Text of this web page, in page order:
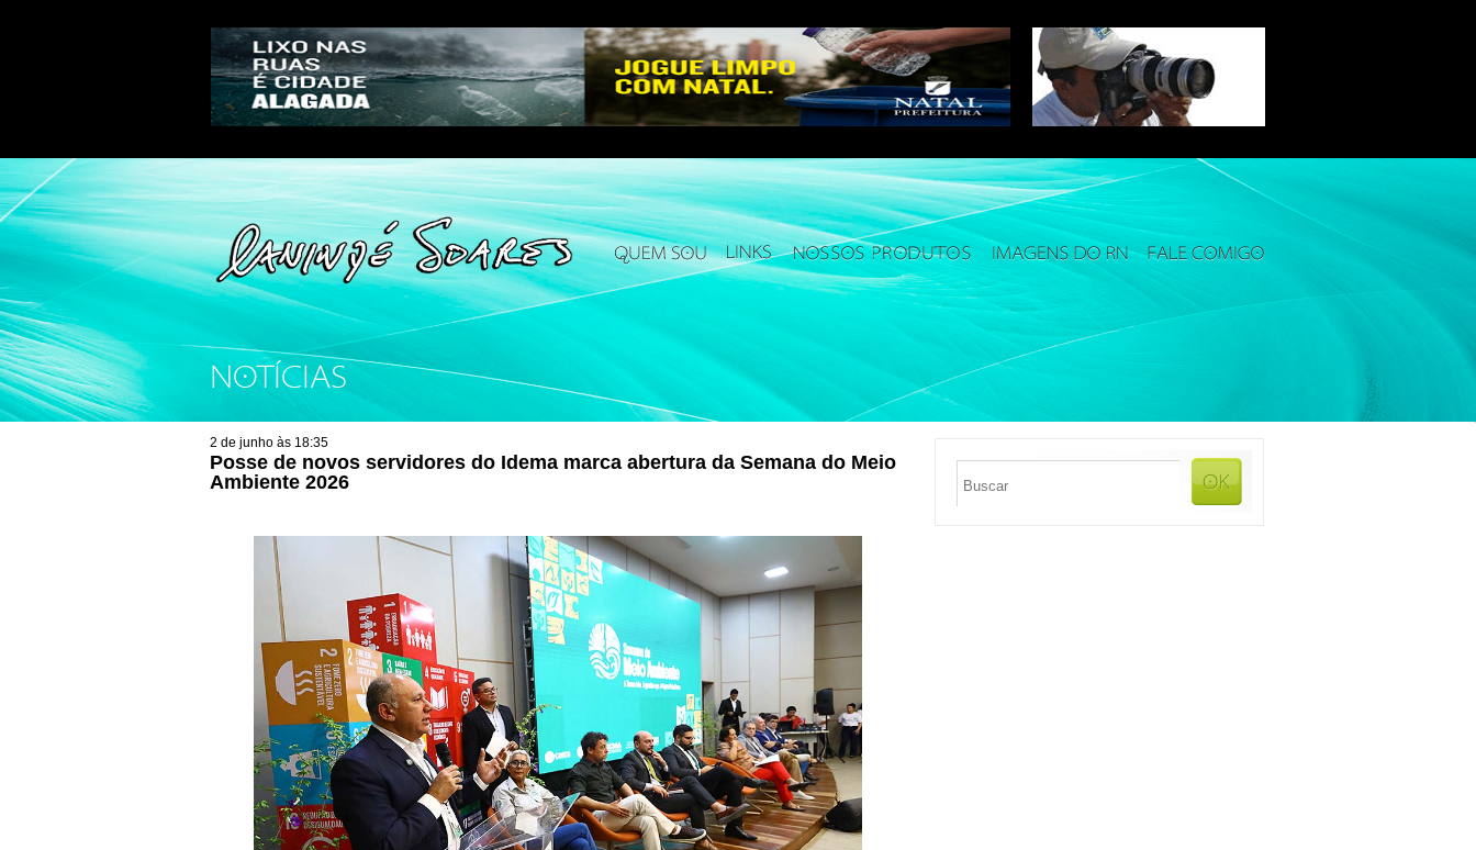
NOTÍCIAS
2 de junho às 18:35
Posse de novos servidores do Idema marca abertura da Semana do Meio
Ambiente 2026